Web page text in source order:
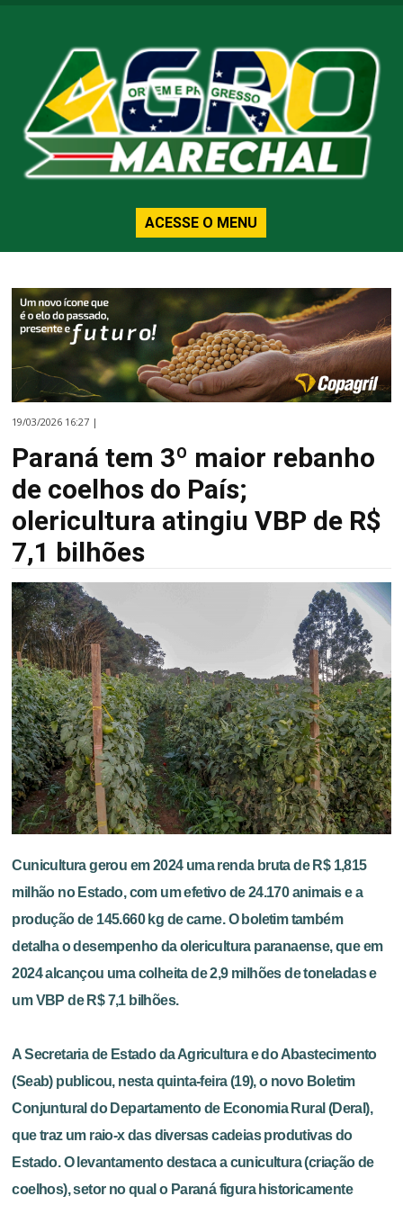
ACESSE O MENU
19/03/2026 16:27 |
Paraná tem 3º maior rebanho
de coelhos do País;
olericultura atingiu VBP de R$
7,1 bilhões
Cunicultura gerou em 2024 uma renda bruta de R$ 1,815
milhão no Estado, com um efetivo de 24.170 animais e a
produção de 145.660 kg de carne. O boletim também
detalha o desempenho da olericultura paranaense, que em
2024 alcançou uma colheita de 2,9 milhões de toneladas e
um VBP de R$ 7,1 bilhões.
A Secretaria de Estado da Agricultura e do Abastecimento
(Seab) publicou, nesta quinta-feira (19), o novo Boletim
Conjuntural do Departamento de Economia Rural (Deral),
que traz um raio-x das diversas cadeias produtivas do
Estado. O levantamento destaca a cunicultura (criação de
coelhos), setor no qual o Paraná figura historicamente